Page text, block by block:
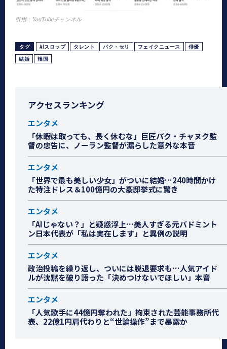
引用：YouTubeチャンネル
タグ AIスロップ タレント パク・セリ フェイクニュース 俳優
結婚 韓国
アクセスランキング
エンタメ
「休暇は取っても、長く休むな」巨匠パク・チャヌク監
督の忠告に、ノーラン監督が漏らした意外な本音
エンタメ
「世界で最も美しい少女」がついに結婚…240時間かけ
た特注ドレス＆100億円の大豪邸挙式に驚き
エンタメ
「AIじゃない？」と疑惑浮上…美人すぎる元バドミント
ン日本代表が「私は実在します」と異例の説明
エンタメ
政治投稿を繰り返し、ついには脱退要求も…人気アイド
ルが沈黙を破り語った「決めつけないでほしい」本音
エンタメ
「人気歌手に44億円奪われた」拘束された芸能事務所代
表、22億1円肩代わりと“世論操作”まで暴露か